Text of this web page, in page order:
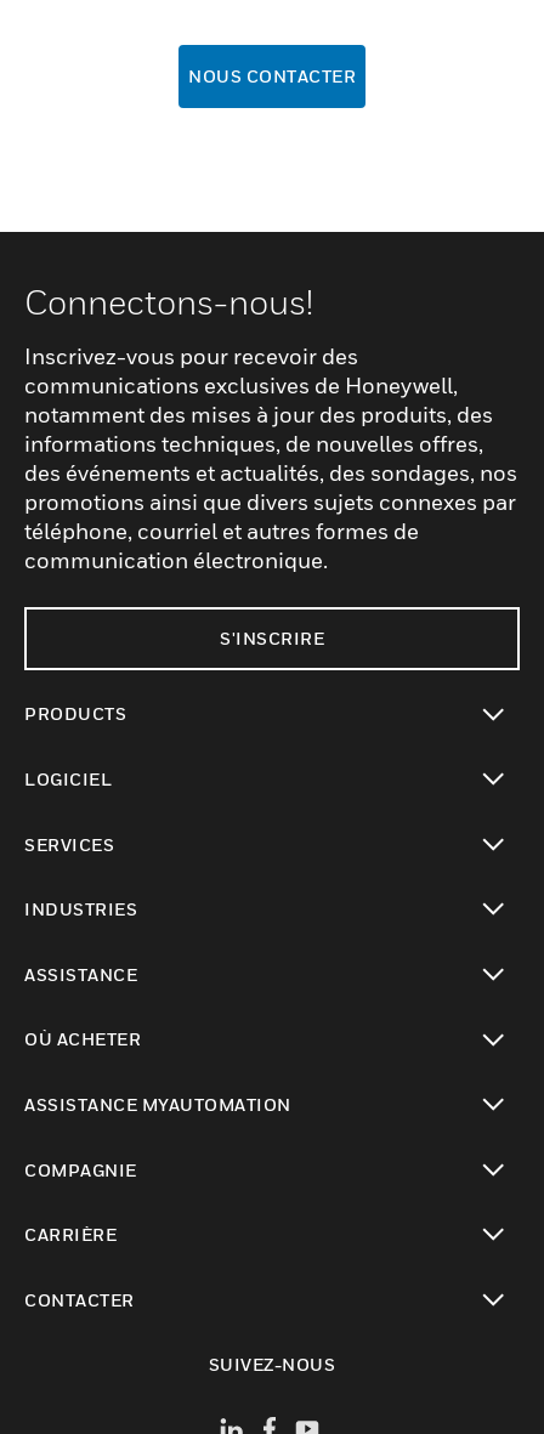
NOUS CONTACTER
Connectons-nous!
Inscrivez-vous pour recevoir des
communications exclusives de Honeywell,
notamment des mises à jour des produits, des
informations techniques, de nouvelles offres,
des événements et actualités, des sondages, nos
promotions ainsi que divers sujets connexes par
téléphone, courriel et autres formes de
communication électronique.
S'INSCRIRE
PRODUCTS
LOGICIEL
SERVICES
INDUSTRIES
ASSISTANCE
OÙ ACHETER
ASSISTANCE MYAUTOMATION
COMPAGNIE
CARRIÈRE
CONTACTER
SUIVEZ-NOUS